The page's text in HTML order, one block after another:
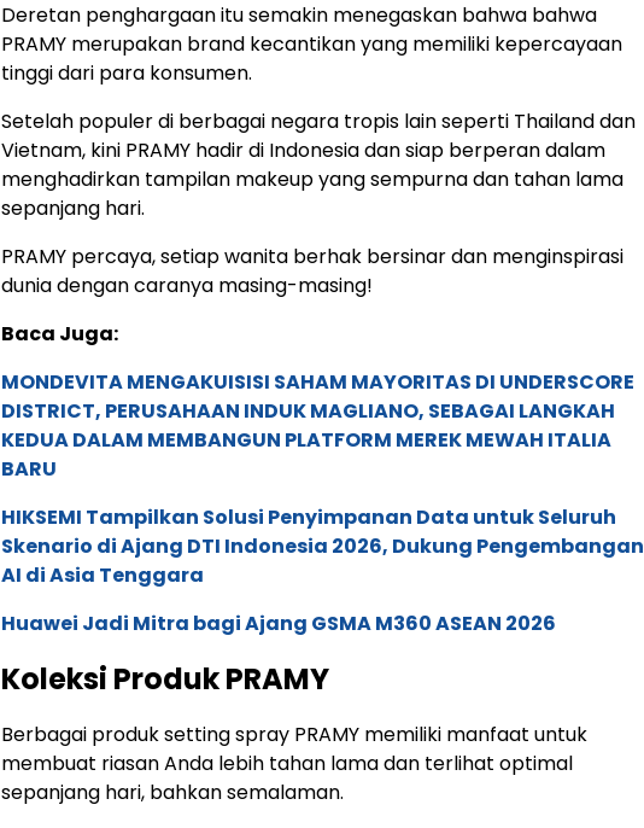
Deretan penghargaan itu semakin menegaskan bahwa bahwa
PRAMY merupakan brand kecantikan yang memiliki kepercayaan
tinggi dari para konsumen.
Setelah populer di berbagai negara tropis lain seperti Thailand dan
Vietnam, kini PRAMY hadir di Indonesia dan siap berperan dalam
menghadirkan tampilan makeup yang sempurna dan tahan lama
sepanjang hari.
PRAMY percaya, setiap wanita berhak bersinar dan menginspirasi
dunia dengan caranya masing-masing!
Baca Juga:
MONDEVITA MENGAKUISISI SAHAM MAYORITAS DI UNDERSCORE
DISTRICT, PERUSAHAAN INDUK MAGLIANO, SEBAGAI LANGKAH
KEDUA DALAM MEMBANGUN PLATFORM MEREK MEWAH ITALIA
BARU
HIKSEMI Tampilkan Solusi Penyimpanan Data untuk Seluruh
Skenario di Ajang DTI Indonesia 2026, Dukung Pengembangan
AI di Asia Tenggara
Huawei Jadi Mitra bagi Ajang GSMA M360 ASEAN 2026
Koleksi Produk PRAMY
Berbagai produk setting spray PRAMY memiliki manfaat untuk
membuat riasan Anda lebih tahan lama dan terlihat optimal
sepanjang hari, bahkan semalaman.